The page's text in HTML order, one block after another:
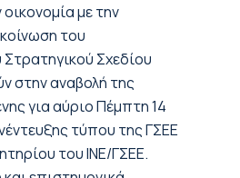
οικονομία με την
του
Σχεδίου
στην αναβολή της
για αύριο Πέμπτη 14
τύπου της ΓΣΕΕ
του ΙΝΕ/ΓΣΕΕ.